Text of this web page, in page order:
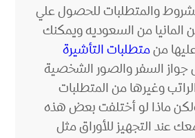
والمتطلبات للحصول علي
المانيا من السعوديه ويمكنك
منمتطلبات التأشيرة
جواز السفر والصور الشخصية
وغيرها من المتطلبات
ماذا لو أختلفت بعض هذه
عند التجهيز للأوراق مثل